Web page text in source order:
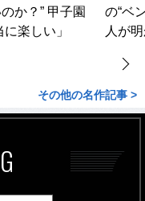
か？” 甲子園
楽しい」
の“ベ
人が
その他の名作記事 >